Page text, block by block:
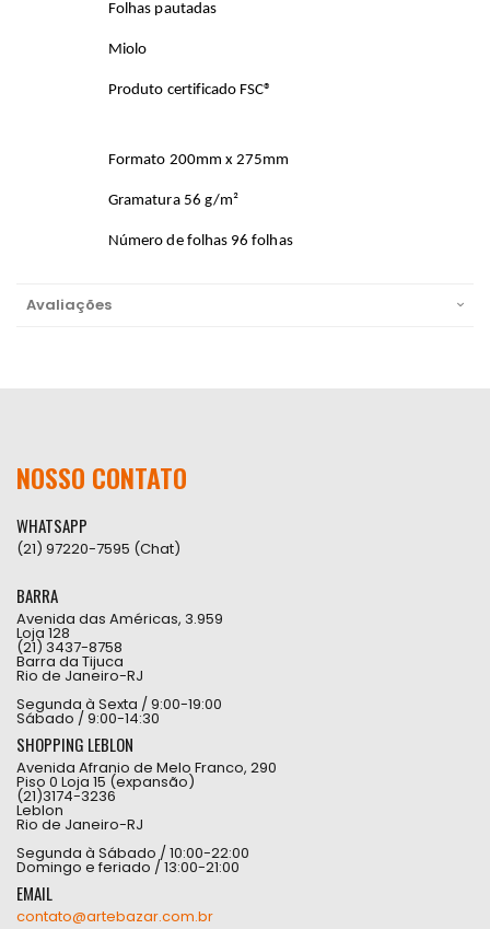
Folhas pautadas
Miolo
Produto certificado FSC®
Formato 200mm x 275mm
Gramatura 56 g/m²
Número de folhas 96 folhas
Avaliações
NOSSO CONTATO
WHATSAPP
(21) 97220-7595 (Chat)
BARRA
Avenida das Américas, 3.959
Loja 128
(21) 3437-8758
Barra da Tijuca
Rio de Janeiro-RJ
Segunda à Sexta / 9:00-19:00
Sábado / 9:00-14:30
SHOPPING LEBLON
Avenida Afranio de Melo Franco, 290
Piso 0 Loja 15 (expansão)
(21)3174-3236
Leblon
Rio de Janeiro-RJ
Segunda à Sábado / 10:00-22:00
Domingo e feriado / 13:00-21:00
EMAIL
contato@artebazar.com.br